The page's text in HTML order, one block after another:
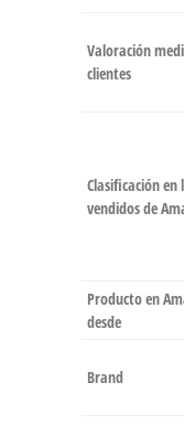
Valoración
clientes
Clasificación en
vendidos de
Producto en
desde
Brand